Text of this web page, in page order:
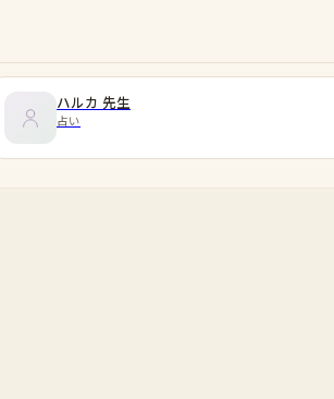
ハルカ 先生
占い